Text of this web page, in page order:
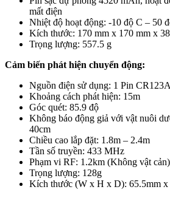
mất điện
Nhiệt độ hoạt động: -10 độ C – 50
Kích thước: 170 mm x 170 mm x
Trọng lượng: 557.5 g
Cảm biến phát hiện chuyển động:
Nguồn điện sử dụng: 1 Pin CR123A
Khoảng cách phát hiện: 15m
Góc quét: 85.9 độ
Không báo động giả với vật nuôi
40cm
Chiều cao lắp đặt: 1.8m – 2.4m
Tần số truyền: 433 MHz
Phạm vi RF: 1.2km (Không vật cản)
Trọng lượng: 128g
Kích thước (W x H x D): 65.5mm x